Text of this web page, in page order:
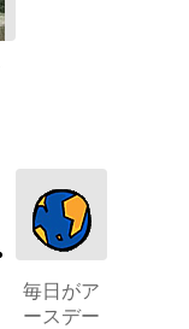
毎日がア
ースデー